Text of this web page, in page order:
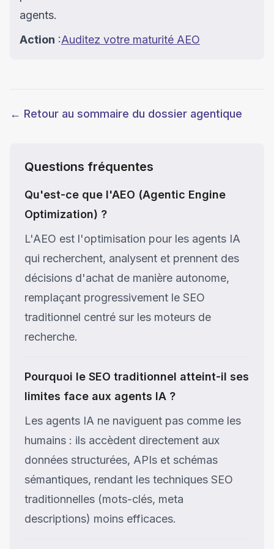
agents.
Action :Auditez votre maturité AEO
← Retour au sommaire du dossier agentique
Questions fréquentes
Qu'est-ce que l'AEO (Agentic Engine
Optimization) ?
L'AEO est l'optimisation pour les agents IA
qui recherchent, analysent et prennent des
décisions d'achat de manière autonome,
remplaçant progressivement le SEO
traditionnel centré sur les moteurs de
recherche.
Pourquoi le SEO traditionnel atteint-il ses
limites face aux agents IA ?
Les agents IA ne naviguent pas comme les
humains : ils accèdent directement aux
données structurées, APIs et schémas
sémantiques, rendant les techniques SEO
traditionnelles (mots-clés, meta
descriptions) moins efficaces.